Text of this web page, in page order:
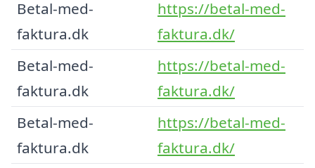
Betal-med-
faktura.dk
https://betal-med-
faktura.dk/
Betal-med-
faktura.dk
https://betal-med-
faktura.dk/
Betal-med-
faktura.dk
https://betal-med-
faktura.dk/